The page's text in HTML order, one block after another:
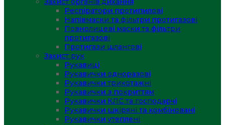
Респіратори протипилові
Напівмаски та фільтри протигазові
Повнолицеві маски та фільтри
протигазові
Протигази шлангові
Захист рук
Рукавиці
Рукавички одноразові
Рукавички трикотажні
Рукавички з покриттям
Рукавички КЛС та господарчі
Рукавички шкіряні та комбіновані
Рукавички утеплені